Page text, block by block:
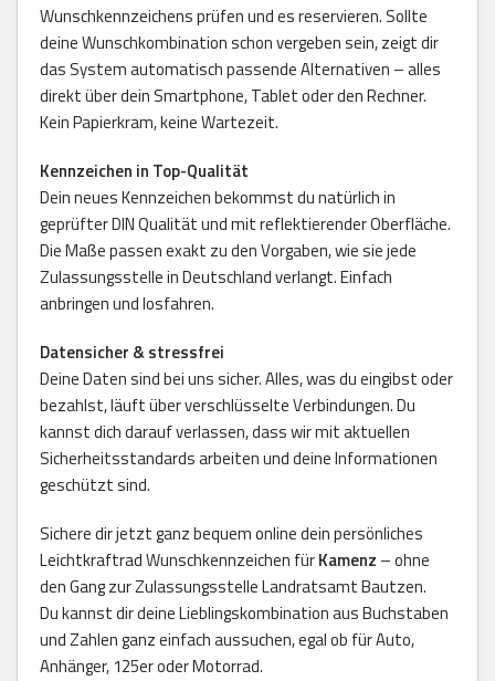
Wunschkennzeichens prüfen und es reservieren. Sollte
deine Wunschkombination schon vergeben sein, zeigt dir
das System automatisch passende Alternativen – alles
direkt über dein Smartphone, Tablet oder den Rechner.
Kein Papierkram, keine Wartezeit.
Kennzeichen in Top-Qualität
Dein neues Kennzeichen bekommst du natürlich in
geprüfter DIN Qualität und mit reflektierender Oberfläche.
Die Maße passen exakt zu den Vorgaben, wie sie jede
Zulassungsstelle in Deutschland verlangt. Einfach
anbringen und losfahren.
Datensicher & stressfrei
Deine Daten sind bei uns sicher. Alles, was du eingibst oder
bezahlst, läuft über verschlüsselte Verbindungen. Du
kannst dich darauf verlassen, dass wir mit aktuellen
Sicherheitsstandards arbeiten und deine Informationen
geschützt sind.
Sichere dir jetzt ganz bequem online dein persönliches
Leichtkraftrad Wunschkennzeichen fürKamenz – ohne
den Gang zur Zulassungsstelle Landratsamt Bautzen.
Du kannst dir deine Lieblingskombination aus Buchstaben
und Zahlen ganz einfach aussuchen, egal ob für Auto,
Anhänger, 125er oder Motorrad.